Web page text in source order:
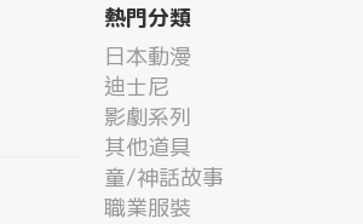
熱門分類
日本動漫
迪士尼
影劇系列
其他道具
童/神話故事
職業服裝